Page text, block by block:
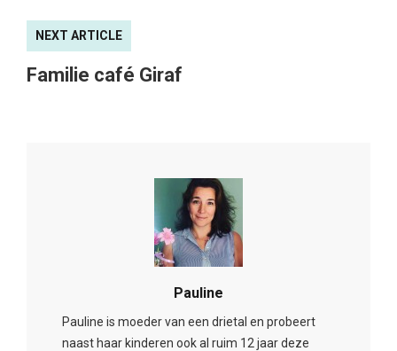
NEXT ARTICLE
Familie café Giraf
Pauline
Pauline is moeder van een drietal en probeert
naast haar kinderen ook al ruim 12 jaar deze